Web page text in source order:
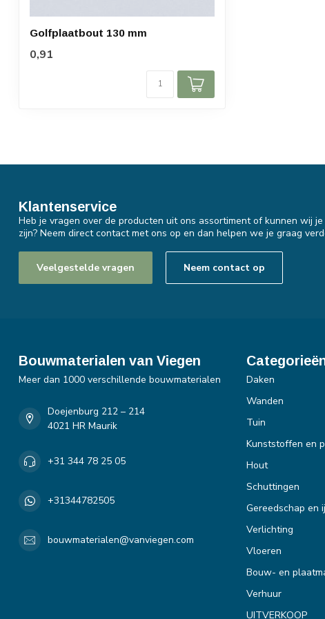
Golfplaatbout 130 mm
0,91
Klantenservice
Heb je vragen over de producten uit ons assortiment of kunnen wij
zijn? Neem direct contact met ons op en dan helpen we je graag
Veelgestelde vragen Neem contact op
Bouwmaterialen van Viegen
Meer dan 1000 verschillende bouwmaterialen
Doejenburg 212 – 214
4021 HR Maurik
+31 344 78 25 05
+31344782505
bouwmaterialen@vanviegen.com
Daken
Wanden
Tuin
Kunststoffen en
Hout
Schuttingen
Gereedschap en
Verlichting
Vloeren
Bouw- en
Verhuur
UITVERKOOP